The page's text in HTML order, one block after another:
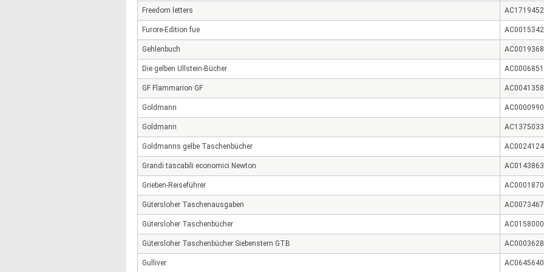
Freedom letters
Furore-Edition fue
Gehlenbuch
Die gelben Ullstein-Bücher
GF Flammarion GF
Goldmann
Goldmann
Goldmanns gelbe Taschenbücher
Grandi tascabili economici Newton
Grieben-Reiseführer
Gütersloher Taschenausgaben
Gütersloher Taschenbücher
Gütersloher Taschenbücher Siebenstern GTB
Gulliver